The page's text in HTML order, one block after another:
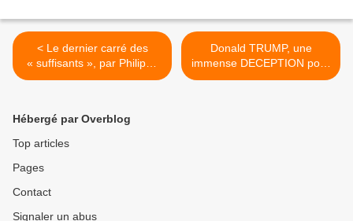
< Le dernier carré des
« suffisants », par Philippe
Bilger.
Donald TRUMP, une
immense DECEPTION pour
ses ENNEMIS. >
Hébergé par Overblog
Top articles
Pages
Contact
Signaler un abus